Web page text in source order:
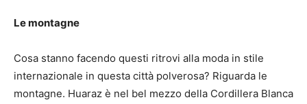
Le montagne
Cosa stanno facendo questi ritrovi alla moda in stile
internazionale in questa città polverosa? Riguarda le
montagne. Huaraz è nel bel mezzo della Cordillera Blanca